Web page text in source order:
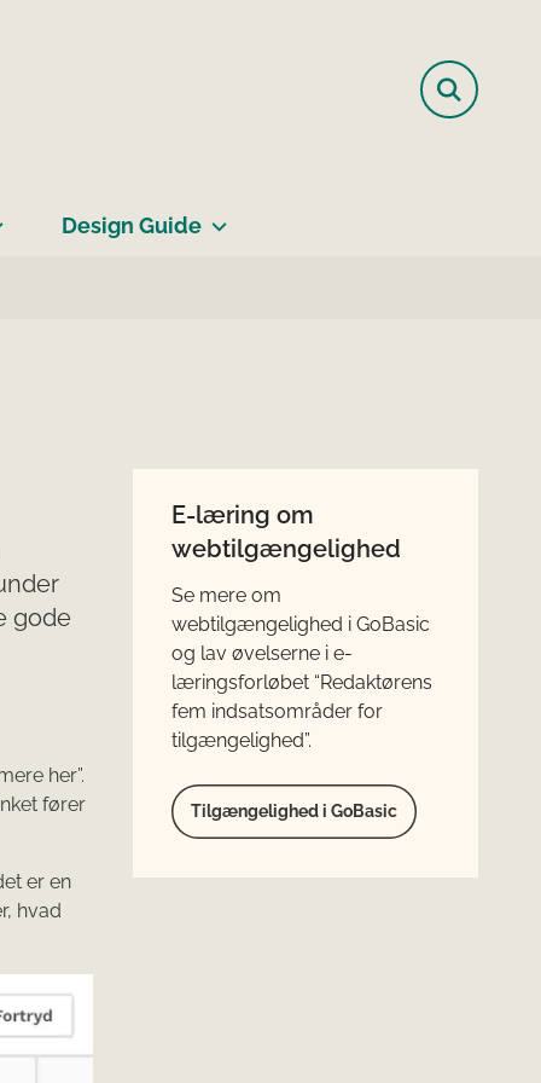
Design Guide
gode
her”.
fører
er en
hvad
E-læring om
webtilgængelighed
Se mere om
webtilgængelighed i GoBasic
og lav øvelserne i e-
læringsforløbet “Redaktørens
fem indsatsområder for
tilgængelighed”.
Tilgængelighed i GoBasic